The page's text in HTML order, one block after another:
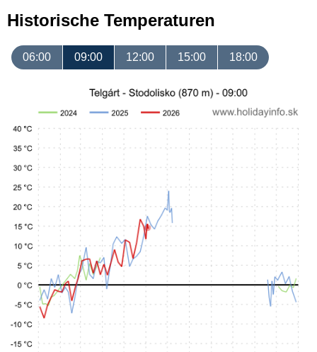
Historische Temperaturen
06:00 09:00 12:00 15:00 18:00